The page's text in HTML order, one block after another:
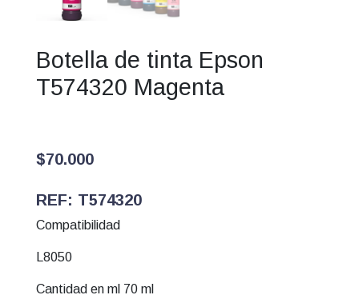
Botella de tinta Epson
T574320 Magenta
$70.000
REF: T574320
Compatibilidad
L8050
Cantidad en ml 70 ml